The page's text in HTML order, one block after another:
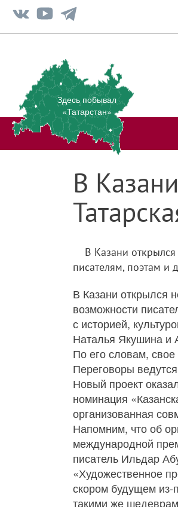
Здесь побывал
«Татарстан»
В
В Казани
писателям, поэтам и
В Казани открылся
возможности
с историей,
Наталья Якушина и
По его словам,
Переговоры
Новый проект
номинация
организованная
Напомним, что об
международной
писатель Ильдар
«Художественное
скором будущем из-
такими же